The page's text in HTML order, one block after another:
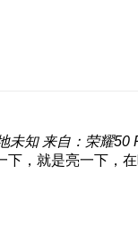
未知 来自：荣耀50
，就是亮一下，